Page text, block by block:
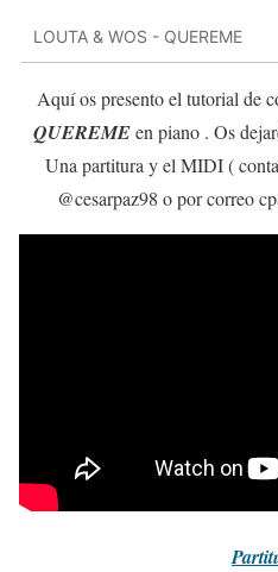
LOUTA & WOS - QUEREME
Aquí os presento el tutorial de
QUEREMEen piano . Os
Una partitura y el MIDI (
@cesarpaz98 o por correo